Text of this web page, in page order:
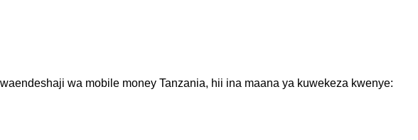
wa mobile money Tanzania, hii ina maana ya kuwekeza kwenye: